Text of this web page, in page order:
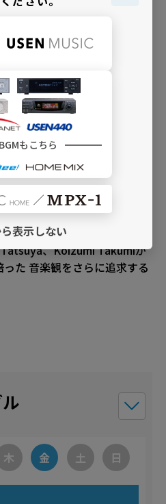
、Koizumi Takumiが
た 音楽観をさらに追求する
木 金 土 日
もこちら
表示しない